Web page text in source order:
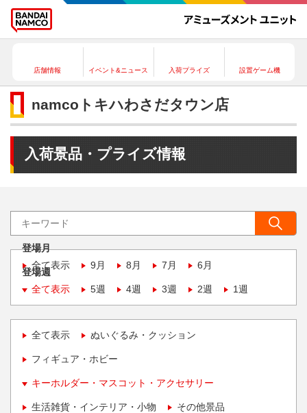
店舗情報 イベント&ニュース 入荷プライズ 設置ゲーム機
namcoトキハわさだタウン店
入荷景品・プライズ情報
登場月
全て表示
9月 8月 7月 6月
登場週
全て表示
5週 4週 3週 2週 1週
全て表示 ぬいぐるみ・クッション
フィギュア・ホビー
キーホルダー・マスコット・アクセサリー
生活雑貨・インテリア・小物 その他景品